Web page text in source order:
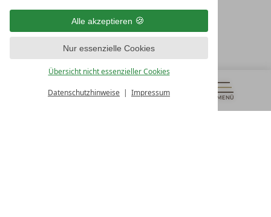
Alle akzeptieren
Nur essenzielle Cookies
Übersicht nicht essenzieller Cookies
Datenschutzhinweise Impressum
MENÜ
GUTSCHEINE & MEHR ALLE RESORTS
Österreich
T +43 4242 22077
UNSERE ÖFFNUNGSZEITEN